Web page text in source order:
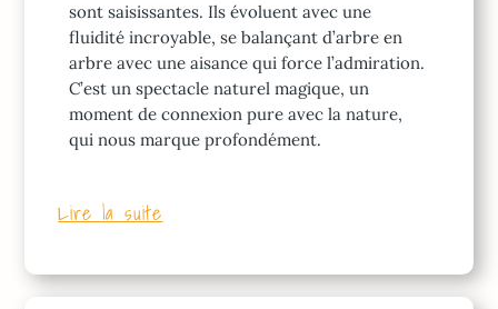
sont saisissantes. Ils évoluent avec une
fluidité incroyable, se balançant d’arbre en
arbre avec une aisance qui force l’admiration.
C’est un spectacle naturel magique, un
moment de connexion pure avec la nature,
qui nous marque profondément.
Lire la suite